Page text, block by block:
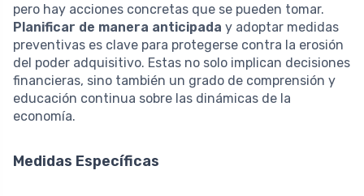
pero hay acciones concretas que se pueden tomar.
Planificar de manera anticipada y adoptar medidas
preventivas es clave para protegerse contra la erosión
del poder adquisitivo. Estas no solo implican decisiones
financieras, sino también un grado de comprensión y
educación continua sobre las dinámicas de la
economía.
Medidas Específicas